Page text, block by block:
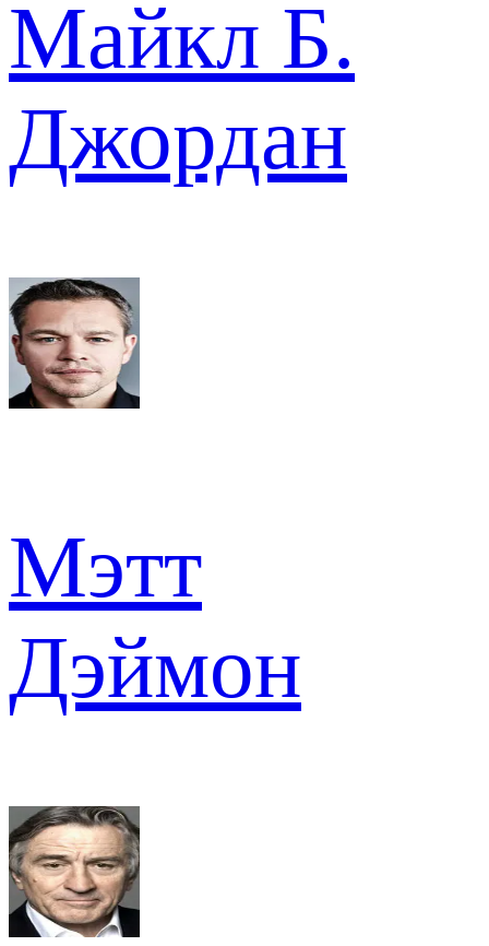
Майкл Б.
Джордан
Мэтт
Дэймон